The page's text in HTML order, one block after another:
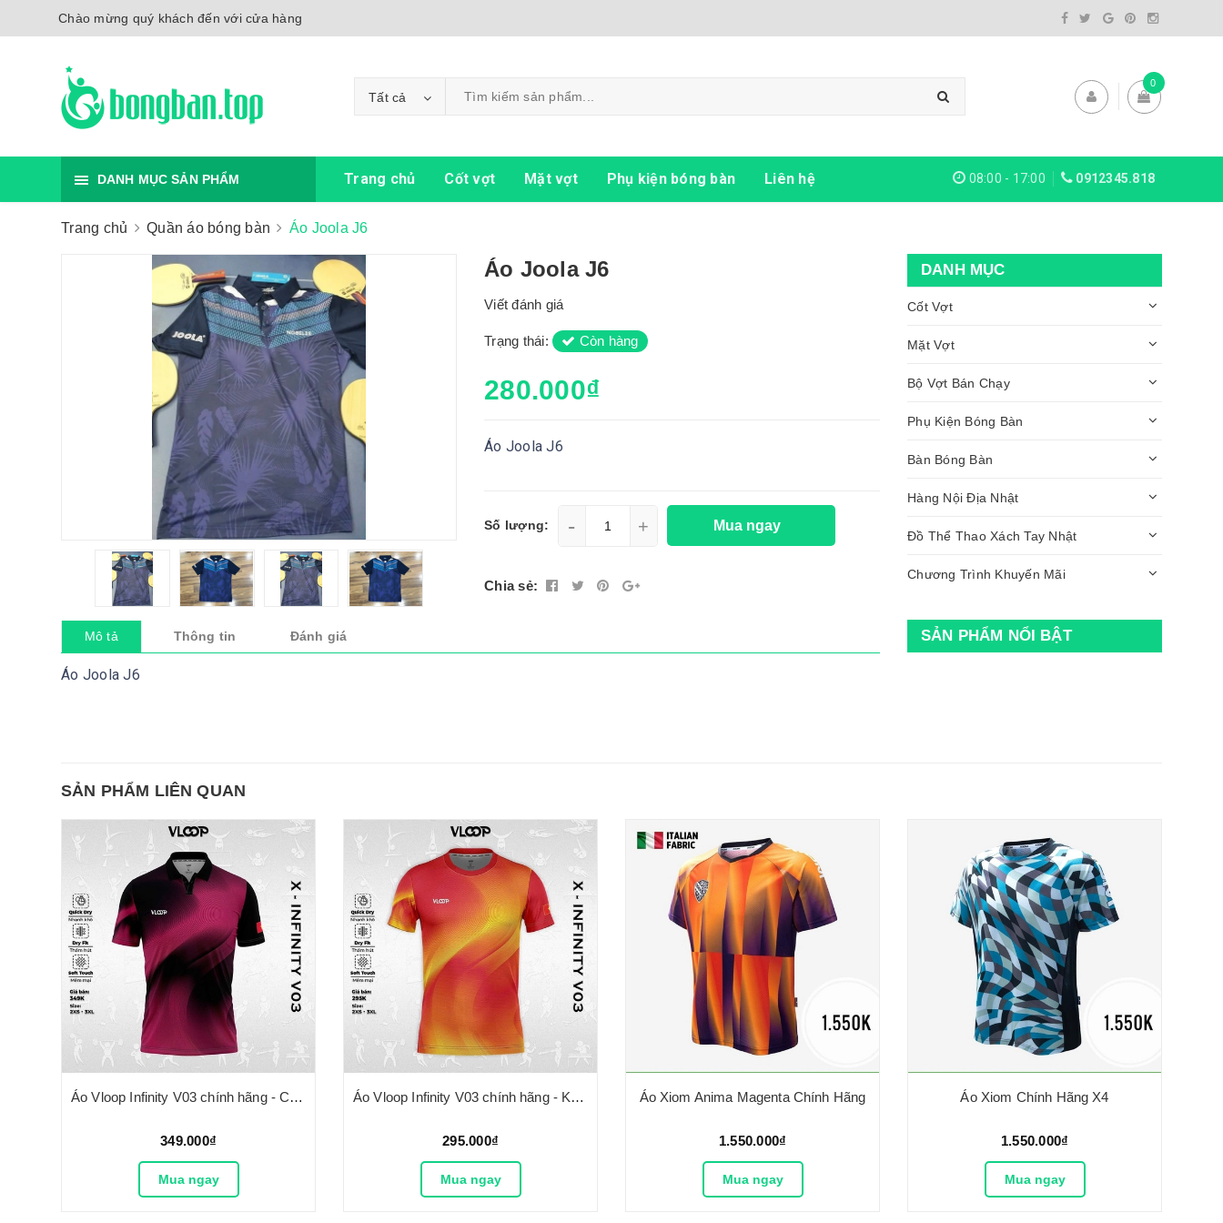
Chào mừng quý khách đến với cửa hàng
Tất cả
0
DANH MỤC SẢN PHẨM Trang chủ Cốt vợt Mặt vợt Phụ kiện bóng bàn Liên hệ 08:00 - 17:00 0912345.818
Trang chủ Quần áo bóng bàn Áo Joola J6
Áo Joola J6
Viết đánh giá
Trạng thái: Còn hàng
280.000₫
Áo Joola J6
Số lượng: - + Mua ngay
Chia sẻ:
Mô tả Thông tin Đánh giá
Áo Joola J6
DANH MỤC
Cốt Vợt
Mặt Vợt
Bộ Vợt Bán Chạy
Phụ Kiện Bóng Bàn
Bàn Bóng Bàn
Hàng Nội Địa Nhật
Đồ Thể Thao Xách Tay Nhật
Chương Trình Khuyến Mãi
SẢN PHẨM NỔI BẬT
SẢN PHẨM LIÊN QUAN
Áo Vloop Infinity V03 chính hãng - Có cổ
349.000₫
Mua ngay
Áo Vloop Infinity V03 chính hãng - Không cổ
295.000₫
Mua ngay
Áo Xiom Anima Magenta Chính Hãng
1.550.000₫
Mua ngay
Áo Xiom Chính Hãng X4
1.550.000₫
Mua ngay